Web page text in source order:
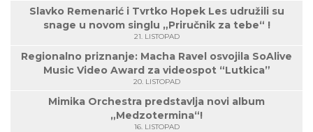
Slavko Remenarić i Tvrtko Hopek Les udružili su
snage u novom singlu „Priručnik za tebe“ !
21. LISTOPAD
Regionalno priznanje: Macha Ravel osvojila SoAlive
Music Video Award za videospot “Lutkica”
20. LISTOPAD
Mimika Orchestra predstavlja novi album
„Medzotermina“!
16. LISTOPAD